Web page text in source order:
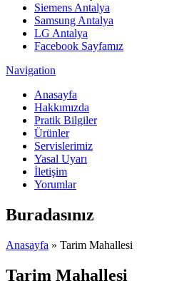
Siemens Antalya
Samsung Antalya
LG Antalya
Facebook Sayfamız
Navigation
Anasayfa
Hakkımızda
Pratik Bilgiler
Ürünler
Servislerimiz
Yasal Uyarı
İletişim
Yorumlar
Buradasınız
Anasayfa » Tarim Mahallesi
Tarim Mahallesi